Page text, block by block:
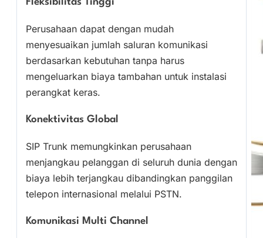
Fleksibilitas Tinggi
Perusahaan dapat dengan mudah
menyesuaikan jumlah saluran komunikasi
berdasarkan kebutuhan tanpa harus
mengeluarkan biaya tambahan untuk instalasi
perangkat keras.
Konektivitas Global
SIP Trunk memungkinkan perusahaan
menjangkau pelanggan di seluruh dunia dengan
biaya lebih terjangkau dibandingkan panggilan
telepon internasional melalui PSTN.
Komunikasi Multi Channel